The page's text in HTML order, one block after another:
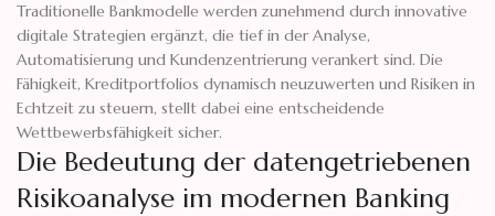
Traditionelle Bankmodelle werden zunehmend durch innovative
digitale Strategien ergänzt, die tief in der Analyse,
Automatisierung und Kundenzentrierung verankert sind. Die
Fähigkeit, Kreditportfolios dynamisch neuzuwerten und Risiken in
Echtzeit zu steuern, stellt dabei eine entscheidende
Wettbewerbsfähigkeit sicher.
Die Bedeutung der datengetriebenen
Risikoanalyse im modernen Banking